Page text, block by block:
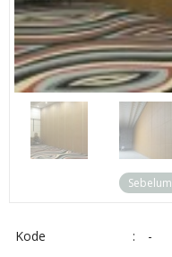
Sebelum
Kode :
-